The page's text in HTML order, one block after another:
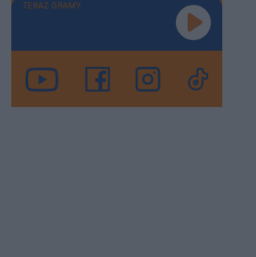
TERAZ GRAMY